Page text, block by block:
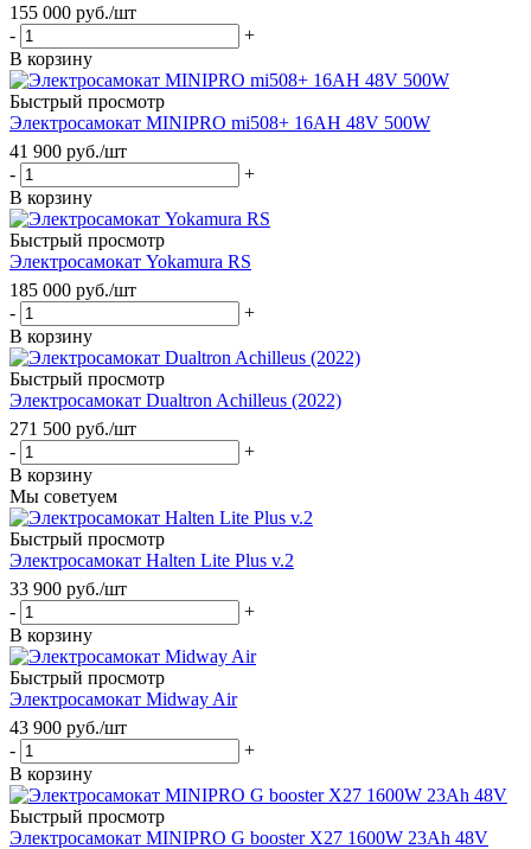
155 000 руб./шт
-
+
В корзину
Быстрый просмотр
Электросамокат MINIPRO mi508+ 16AH 48V 500W
41 900 руб./шт
-
+
В корзину
Быстрый просмотр
Электросамокат Yokamura RS
185 000 руб./шт
-
+
В корзину
Быстрый просмотр
Электросамокат Dualtron Achilleus (2022)
271 500 руб./шт
-
+
В корзину
Мы советуем
Быстрый просмотр
Электросамокат Halten Lite Plus v.2
33 900 руб./шт
-
+
В корзину
Быстрый просмотр
Электросамокат Midway Air
43 900 руб./шт
-
+
В корзину
Быстрый просмотр
Электросамокат MINIPRO G booster X27 1600W 23Ah 48V